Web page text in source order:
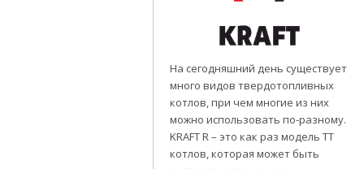
На сегодняшний день существует
много видов твердотопливных
котлов, при чем многие из них
можно использовать по-разному.
KRAFT R – это как раз модель ТТ
котлов, которая может быть